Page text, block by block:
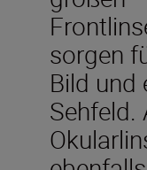
sorgen
Bild und
Sehfeld.